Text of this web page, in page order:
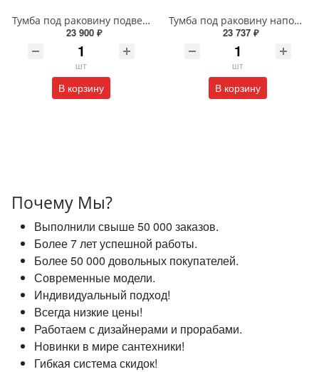
Тумба под раковину подвесная EQUIL Глеам 80.1Я/Gleam 80.1Y амарок/дуб вотан tpGLEAM80.1Y-25
23 900 ₽
шт
В корзину
Тумба под раковину напольная EQUIL Найс 60 см tnNICE60.2Y-05 белая
23 737 ₽
шт
В корзину
Почему Мы?
Выполнили свыше 50 000 заказов.
Более 7 лет успешной работы.
Более 50 000 довольных покупателей.
Современные модели.
Индивидуальный подход!
Всегда низкие цены!
Работаем с дизайнерами и прорабами.
Новинки в мире сантехники!
Гибкая система скидок!